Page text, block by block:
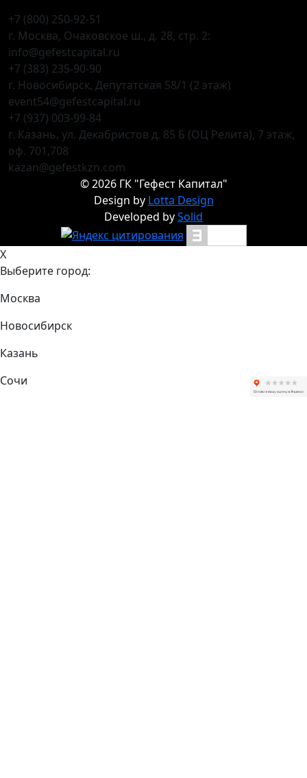
+7 (800) 250-92-51
г. Москва, Очаковское ш., д. 28, стр. 2:
info@gefestcapital.ru
+7 (383) 235-90-90
г. Новосибирск, Депутатская 58/1 (2 этаж)
event54@gefestcapital.ru
+7 (937) 003-99-84
г. Казань, ул. Декабристов д. 85 Б (ОЦ Релита), 7 этаж,
оф. 701,708
kazan@gefestkzn.com
©2026ГК "Гефест Капитал"
Design by Lotta Design
Developed bySolid
X
Выберите город:
Москва
Новосибирск
Казань
Сочи